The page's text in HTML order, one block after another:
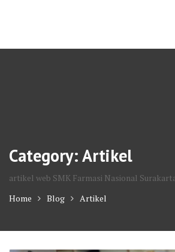
Category:Artikel
artikel web SMK Farmasi Nasional
Home
Blog Artikel